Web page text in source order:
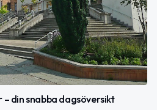
– din snabba dagsöversikt